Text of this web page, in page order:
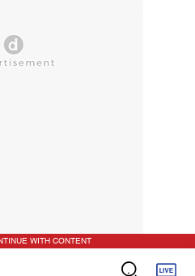
WITH CONTENT